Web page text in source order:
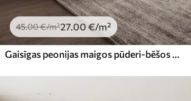
45.00€/m²27 .00 €/m²